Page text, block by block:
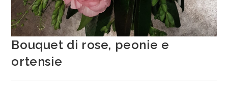
Bouquet di rose, peonie e
ortensie